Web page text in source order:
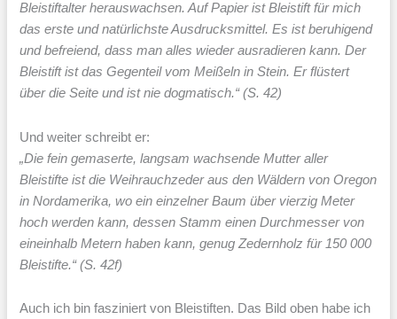
Bleistiftalter herauswachsen. Auf Papier ist Bleistift für mich
das erste und natürlichste Ausdrucksmittel. Es ist beruhigend
und befreiend, dass man alles wieder ausradieren kann. Der
Bleistift ist das Gegenteil vom Meißeln in Stein. Er flüstert
über die Seite und ist nie dogmatisch.“ (S. 42)
Und weiter schreibt er:
„Die fein gemaserte, langsam wachsende Mutter aller
Bleistifte ist die Weihrauchzeder aus den Wäldern von Oregon
in Nordamerika, wo ein einzelner Baum über vierzig Meter
hoch werden kann, dessen Stamm einen Durchmesser von
eineinhalb Metern haben kann, genug Zedernholz für 150 000
Bleistifte.“ (S. 42f)
Auch ich bin fasziniert von Bleistiften. Das Bild oben habe ich